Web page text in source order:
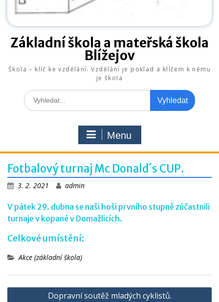
Základní škola a mateřská škola
Blížejov
Škola – klíč ke vzdělání. Vzdělání je poklad a klíčem k němu
je škola
Search
for:
Menu
Fotbalový turnaj Mc Donald´s CUP.
3. 2. 2021 admin
V pátek 29. dubna se naši hoši prvního stupně zúčastnili
turnaje v kopané v Domažlicích.
Celkové umístění:
Akce (základní škola)
Navigace
Dopravní soutěž mladých cyklistů.